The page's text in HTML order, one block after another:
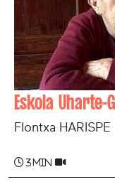
Eskola Uharte-
Flontxa HARISPE
3 min